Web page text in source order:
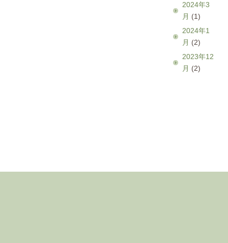
2024年3
月 (1)
2024年1
月 (2)
2023年12
月 (2)